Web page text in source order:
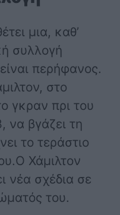
μια, καθ’
συλλογή
περήφανος.
στο
γκραν πρι του
να βγάζει τη
το τεράστιο
Χάμιλτον
νέα σχέδια σε
του.